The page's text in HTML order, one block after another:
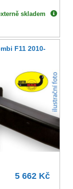
skladem
F11 2010-
5 662 Kč